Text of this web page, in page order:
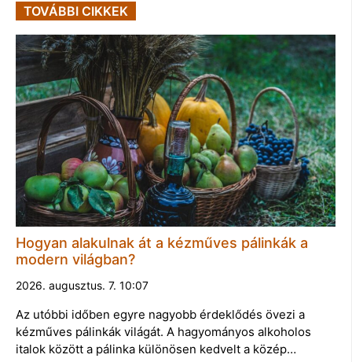
TOVÁBBI CIKKEK
Hogyan alakulnak át a kézműves pálinkák a
modern világban?
2026. augusztus. 7. 10:07
Az utóbbi időben egyre nagyobb érdeklődés övezi a
kézműves pálinkák világát. A hagyományos alkoholos
italok között a pálinka különösen kedvelt a közép…